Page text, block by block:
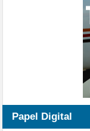
Papel Digital